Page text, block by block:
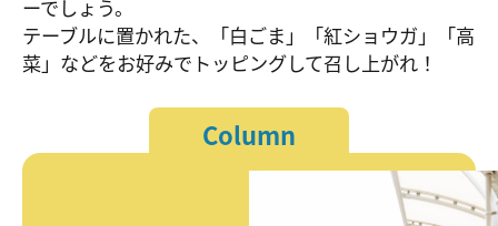
ーでしょう。
テーブルに置かれた、「白ごま」「紅ショウガ」「高
菜」などをお好みでトッピングして召し上がれ！
Column